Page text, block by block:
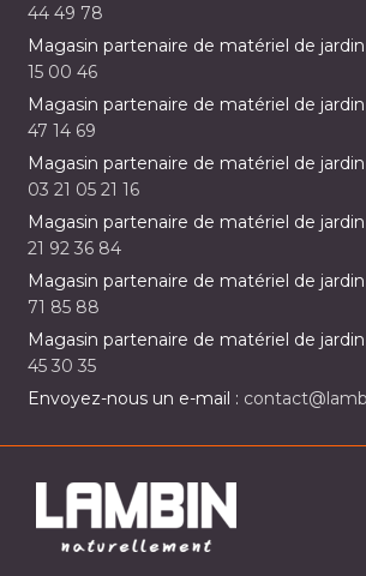
44 49 78
Magasin partenaire de matériel de
15 00 46
Magasin partenaire de matériel de jardin
47 14 69
Magasin partenaire de matériel de
03 21 05 21 16
Magasin partenaire de matériel de
21 92 36 84
Magasin partenaire de matériel de
71 85 88
Magasin partenaire de matériel de
45 30 35
Envoyez-nous un e-mail :